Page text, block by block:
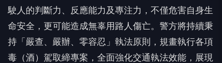
駛人的判斷力、反應能力及專注力，不僅危害自身生
命安全，更可能造成無辜用路人傷亡。警方將持續秉
持「嚴查、嚴辦、零容忍」執法原則，規畫執行各項
毒（酒）駕取締專案，全面強化交通執法效能，展現